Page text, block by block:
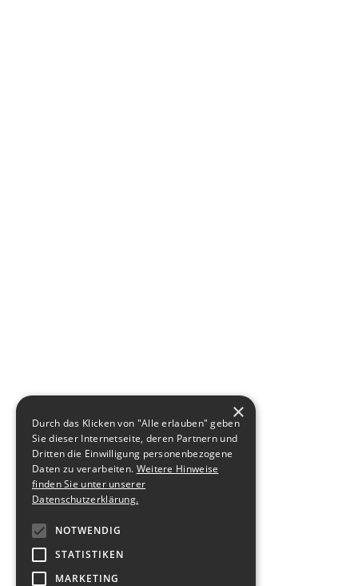
×
Durch das Klicken von "Alle erlauben" geben
Sie dieser Internetseite, deren Partnern und
Dritten die Einwilligung personenbezogene
Daten zu verarbeiten. Weitere Hinweise
finden Sie unter unserer
Datenschutzerklärung.
NOTWENDIG
STATISTIKEN
MARKETING